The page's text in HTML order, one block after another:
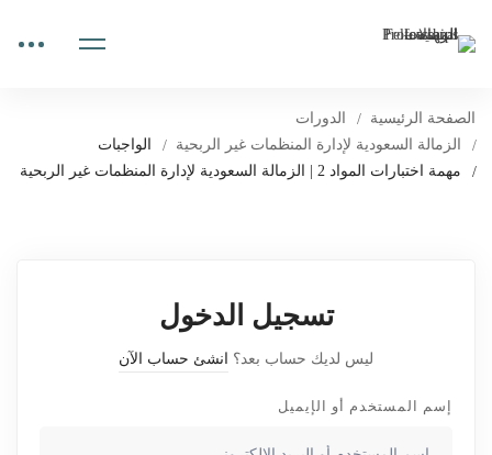
الصفحة الرئيسية
الدورات
الزمالة السعودية لإدارة المنظمات غير الربحية
الواجبات
مهمة اختبارات المواد 2 | الزمالة السعودية لإدارة المنظمات غير الربحية
تسجيل الدخول
ليس لديك حساب بعد؟ انشئ حساب الآن
إسم المستخدم أو الإيميل